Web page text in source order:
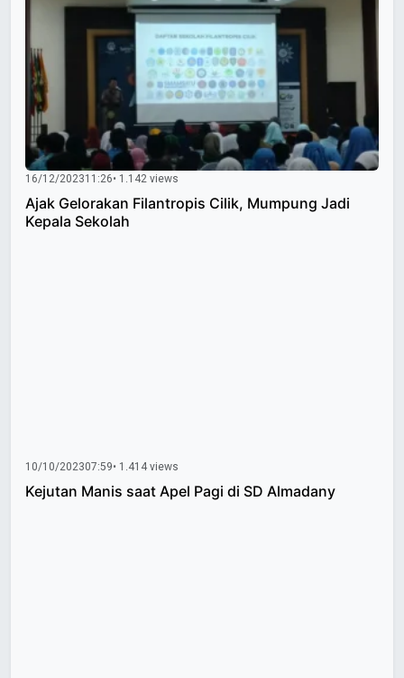
16/12/202311:26• 1.142 views
Ajak Gelorakan Filantropis Cilik, Mumpung Jadi
Kepala Sekolah
10/10/202307:59• 1.414 views
Kejutan Manis saat Apel Pagi di SD Almadany